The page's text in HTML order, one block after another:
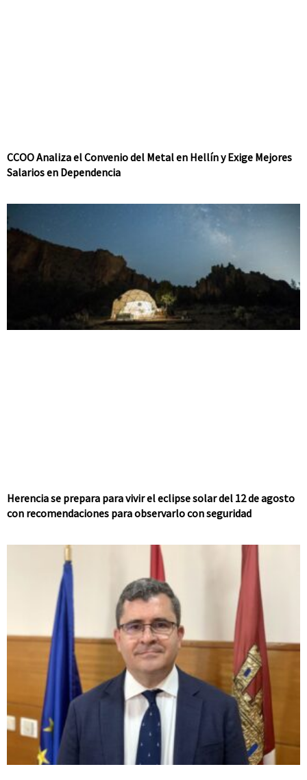
CCOO Analiza el Convenio del Metal en Hellín y Exige Mejores
Salarios en Dependencia
Herencia se prepara para vivir el eclipse solar del 12 de agosto
con recomendaciones para observarlo con seguridad